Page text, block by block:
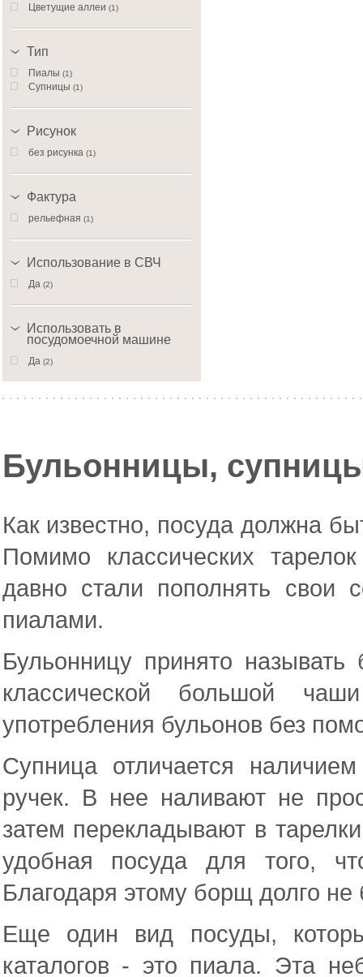
Цветущие аллеи (1)
Тип
Пиалы (1)
Супницы (1)
Рисунок
без рисунка (1)
Фактура
рельефная (1)
Использование в СВЧ
Да (2)
Использовать в
посудомоечной машине
Да (2)
Бульонницы,
Как известно, посуда должна
Помимо классических
давно стали пополнять свои
пиалами.
Бульонницу принято
классической большой
употребления бульонов без
Супница отличается
ручек. В нее наливают не
затем перекладывают в
удобная посуда для того,
Благодаря этому борщ долго не
Еще один вид посуды,
каталогов - это пиала. Эта